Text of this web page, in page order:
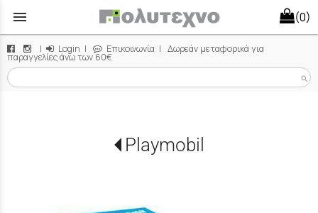
menu (0)
| Login | Επικοινωνία | Δωρεάν μεταφορικά για
παραγγελίες άνω των 60€
search
Playmobil